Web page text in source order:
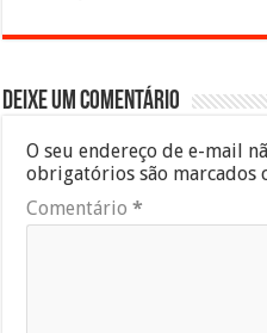
Deixe um comentário
O seu endereço de e-mail
obrigatórios são marcados
Comentário*